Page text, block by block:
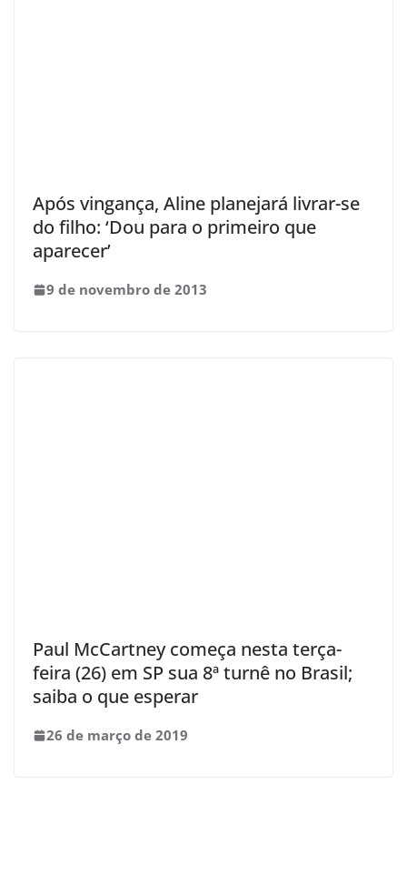
Após vingança, Aline planejará livrar-se
do filho: ‘Dou para o primeiro que
aparecer’
9 de novembro de 2013
Paul McCartney começa nesta terça-
feira (26) em SP sua 8ª turnê no Brasil;
saiba o que esperar
26 de março de 2019